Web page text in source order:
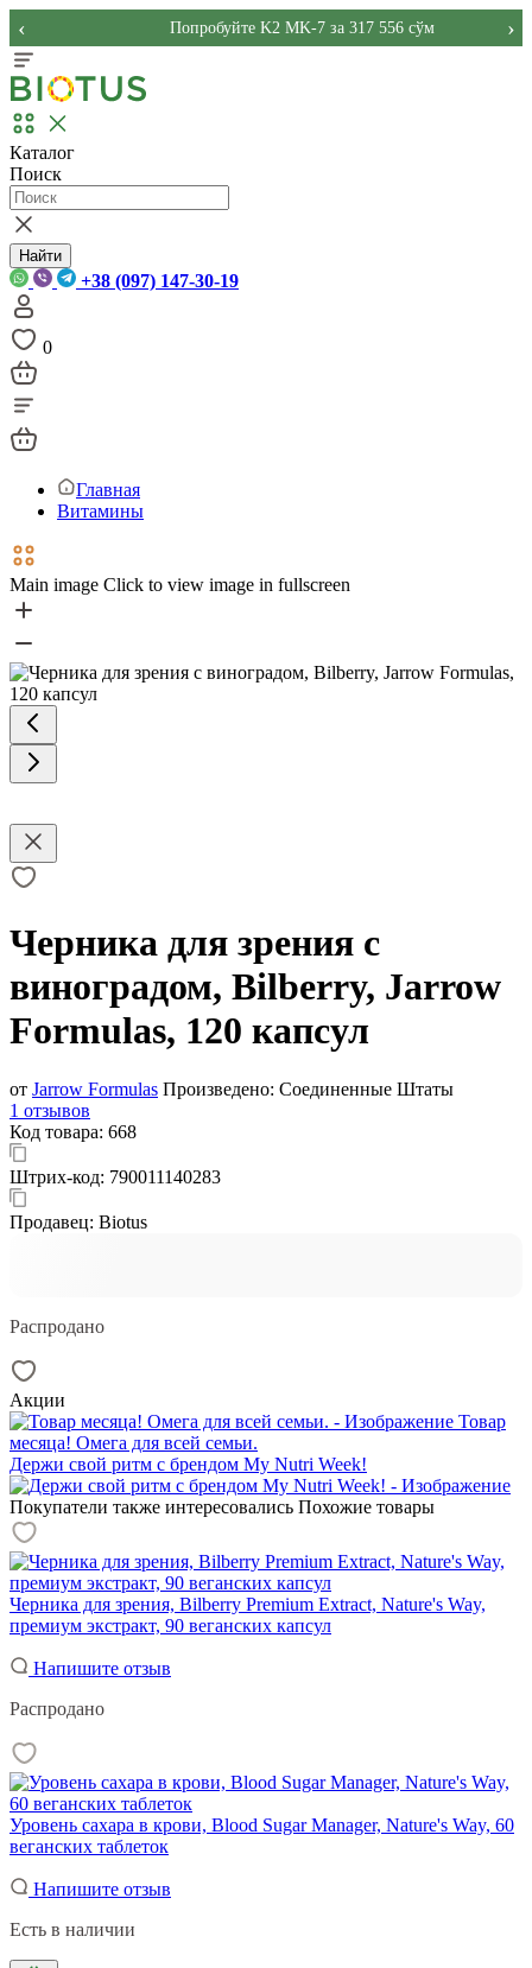
Попробуйте K2 MK-7 за 317 556 сўм
‹ ›
Каталог
Поиск
Найти
+38 (097) 147-30-19
0
Главная
Витамины
Main image Click to view image in fullscreen
Черника для зрения с
виноградом, Bilberry, Jarrow
Formulas, 120 капсул
от Jarrow Formulas Произведено: Соединенные Штаты
1 отзывов
Код товара: 668
Штрих-код: 790011140283
Продавец: Biotus
Распродано
Акции
Товар
месяца! Омега для всей семьи.
Держи свой ритм с брендом My Nutri Week!
Покупатели также интересовались Похожие товары
Черника для зрения, Bilberry Premium Extract, Nature's Way,
премиум экстракт, 90 веганских капсул
Напишите отзыв
Распродано
Уровень сахара в крови, Blood Sugar Manager, Nature's Way, 60
веганских таблеток
Напишите отзыв
Есть в наличии